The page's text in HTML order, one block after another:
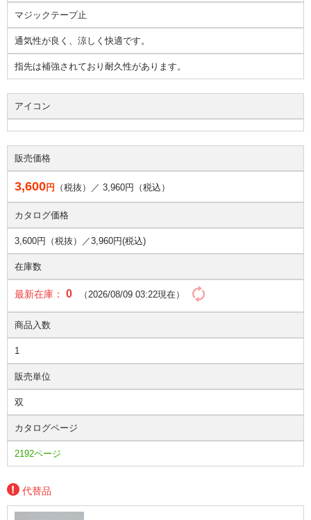
マジックテープ止
通気性が良く、涼しく快適です。
指先は補強されており耐久性があります。
アイコン
販売価格
3,600円 （税抜）／ 3,960円（税込）
カタログ価格
3,600円（税抜）／3,960円(税込)
在庫数
最新在庫： 0 （2026/08/09 03:22現在）
商品入数
1
販売単位
双
カタログページ
2192ページ
代替品